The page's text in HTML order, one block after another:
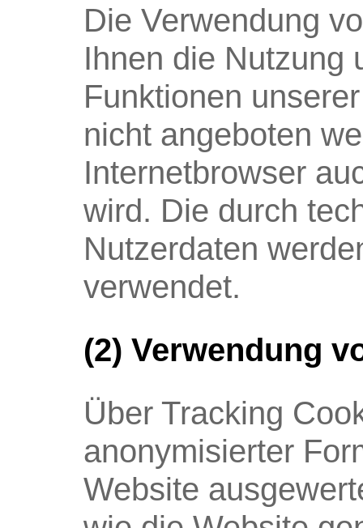
Die Verwendung
Ihnen die Nutzung
Funktionen
nicht angeboten
Internetbrowser
wird. Die durch
Nutzerdaten
verwendet.
(2) Verwendung
Über Tracking
anonymisierter
Website